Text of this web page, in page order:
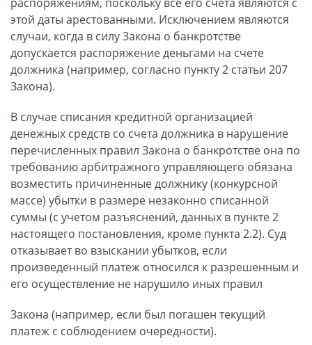
этой даты арестованными. Исключением являются
случаи, когда в силу Закона о банкротстве
допускается распоряжение деньгами на счете
должника (например, согласно пункту 2 статьи 207
Закона).
В случае списания кредитной организацией
денежных средств со счета должника в нарушение
перечисленных правил Закона о банкротстве она по
требованию арбитражного управляющего обязана
возместить причиненные должнику (конкурсной
массе) убытки в размере незаконно списанной
суммы (с учетом разъяснений, данных в пункте 2
настоящего постановления, кроме пункта 2.2). Суд
отказывает во взыскании убытков, если
произведенный платеж относился к разрешенным и
его осуществление не нарушило иных правил
Закона (например, если был погашен текущий
платеж с соблюдением очередности).